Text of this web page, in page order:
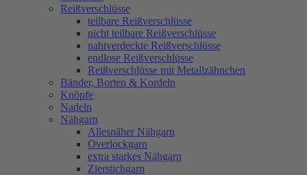
Reißverschlüsse
teilbare Reißverschlüsse
nicht teilbare Reißverschlüsse
nahtverdeckte Reißverschlüsse
endlose Reißverschlüsse
Reißverschlüsse mit Metallzähnchen
Bänder, Borten & Kordeln
Knöpfe
Nadeln
Nähgarn
Allesnäher Nähgarn
Overlockgarn
extra starkes Nähgarn
Zierstichgarn